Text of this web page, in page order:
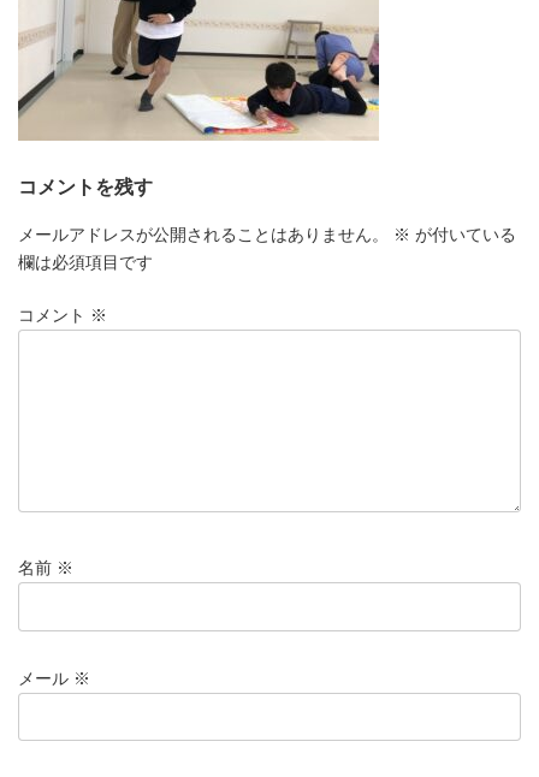
コメントを残す
メールアドレスが公開されることはありません。 ※ が付いている
欄は必須項目です
コメント ※
名前 ※
メール ※